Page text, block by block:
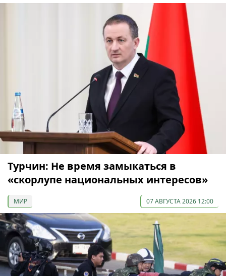
Турчин: Не время замыкаться в
«скорлупе национальных интересов»
МИР 07 АВГУСТА 2026 12:00